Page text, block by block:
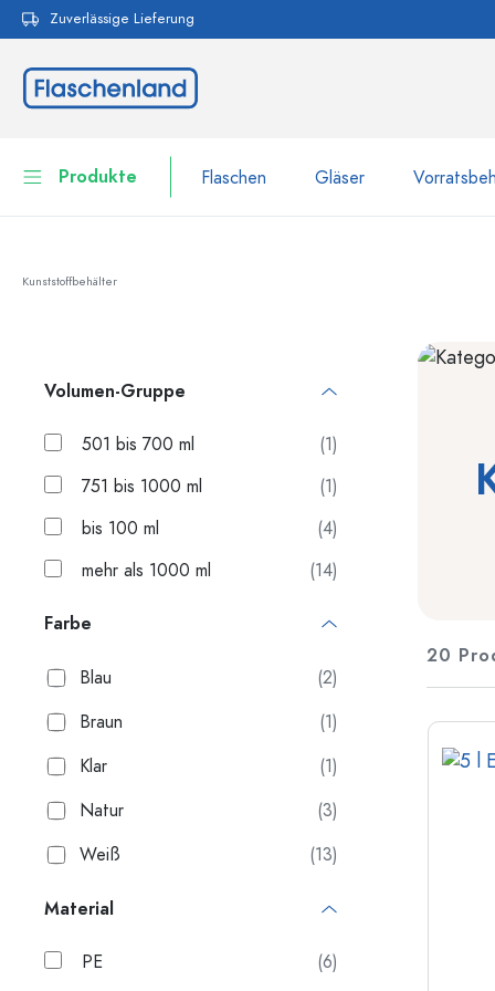
Zur Hauptnavigation springen
Zuverlässige Lieferung
Produkte Flaschen Gläser
Deckel & Verschlüsse
Zubehör
Marken
Branchen
Neuheiten
Miniaturflaschen
100 ml Flaschen
200 ml Flaschen
Flaschen nach Funktion
Bügelverschlussflaschen
Flaschen nach Anwendung
Essig- und Ölflaschen
Weinflaschen
Bierflaschen
Trinkflaschen
Milchflaschen
Apothekerflaschen
Kunststoffbehälter
Volumen-Gruppe
501 bis 700 ml
(1)
751 bis 1000 ml
(1)
bis 100 ml
(4)
mehr als 1000 ml
(14)
Farbe
Blau
(2)
Braun
(1)
Klar
(1)
Natur
(3)
Weiß
(13)
Material
PE
(6)
20